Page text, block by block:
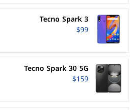
Tecno Spark 3
$99
Tecno Spark 30 5G
$159